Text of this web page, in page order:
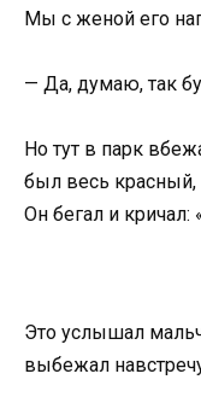
Мы с женой его
— Да, думаю, так
Но тут в парк
был весь красный,
Он бегал и кричал:
Это услышал
выбежал